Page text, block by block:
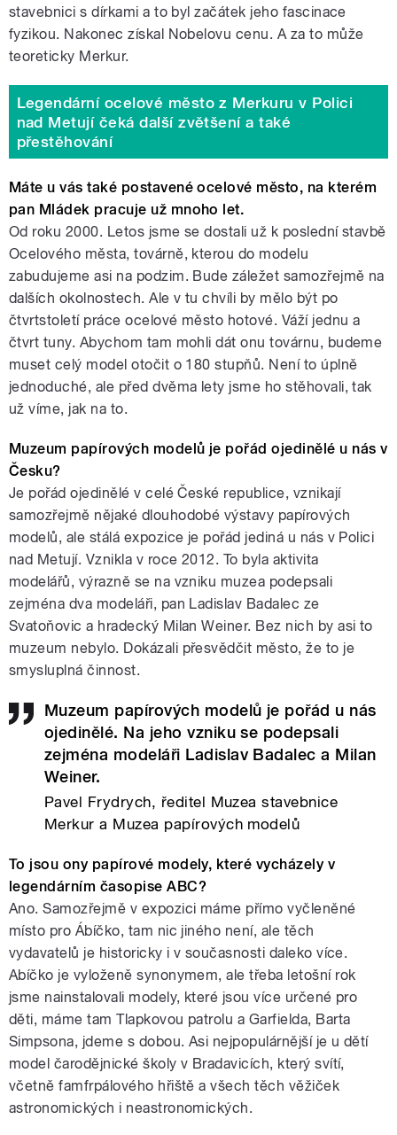
stavebnici s dírkami a to byl začátek jeho fascinace
fyzikou. Nakonec získal Nobelovu cenu. A za to může
teoreticky Merkur.
Legendární ocelové město z Merkuru v Polici
nad Metují čeká další zvětšení a také
přestěhování
Máte u vás také postavené ocelové město, na kterém
pan Mládek pracuje už mnoho let.
Od roku 2000. Letos jsme se dostali už k poslední stavbě
Ocelového města, továrně, kterou do modelu
zabudujeme asi na podzim. Bude záležet samozřejmě na
dalších okolnostech. Ale v tu chvíli by mělo být po
čtvrtstoletí práce ocelové město hotové. Váží jednu a
čtvrt tuny. Abychom tam mohli dát onu továrnu, budeme
muset celý model otočit o 180 stupňů. Není to úplně
jednoduché, ale před dvěma lety jsme ho stěhovali, tak
už víme, jak na to.
Muzeum papírových modelů je pořád ojedinělé u nás v
Česku?
Je pořád ojedinělé v celé České republice, vznikají
samozřejmě nějaké dlouhodobé výstavy papírových
modelů, ale stálá expozice je pořád jediná u nás v Polici
nad Metují. Vznikla v roce 2012. To byla aktivita
modelářů, výrazně se na vzniku muzea podepsali
zejména dva modeláři, pan Ladislav Badalec ze
Svatoňovic a hradecký Milan Weiner. Bez nich by asi to
muzeum nebylo. Dokázali přesvědčit město, že to je
smysluplná činnost.
Muzeum papírových modelů je pořád u nás
ojedinělé. Na jeho vzniku se podepsali
zejména modeláři Ladislav Badalec a Milan
Weiner.
Pavel Frydrych, ředitel Muzea stavebnice
Merkur a Muzea papírových modelů
To jsou ony papírové modely, které vycházely v
legendárním časopise ABC?
Ano. Samozřejmě v expozici máme přímo vyčleněné
místo pro Ábíčko, tam nic jiného není, ale těch
vydavatelů je historicky i v současnosti daleko více.
Abíčko je vyloženě synonymem, ale třeba letošní rok
jsme nainstalovali modely, které jsou více určené pro
děti, máme tam Tlapkovou patrolu a Garfielda, Barta
Simpsona, jdeme s dobou. Asi nejpopulárnější je u dětí
model čarodějnické školy v Bradavicích, který svítí,
včetně famfrpálového hřiště a všech těch věžiček
astronomických i neastronomických.